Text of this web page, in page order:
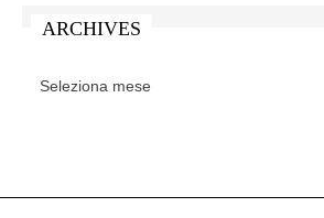
ARCHIVES